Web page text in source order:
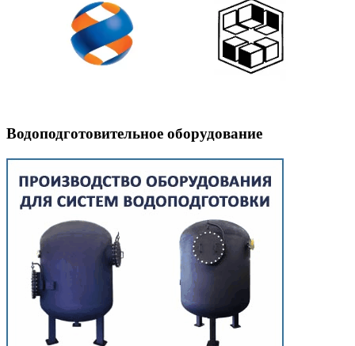
Водоподготовительное оборудование